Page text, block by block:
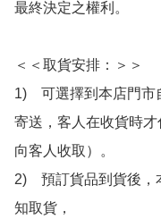
最終決定之權利。
＜＜取貨安排：＞＞
1)　可選擇到本店門
寄送，客人在收貨時
向客人收取）。
2)　預訂貨品到貨後，
知取貨，